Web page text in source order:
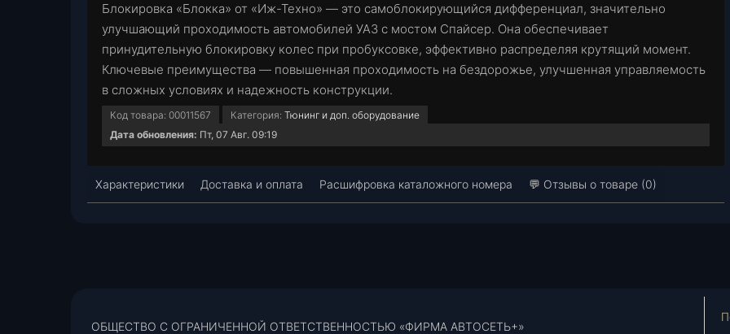
r
a
m
A
p
p
l
Блокировка «Блокка» от «Иж-Техно» — это самоблокирующийся дифференциал, значительно
улучшающий проходимость автомобилей УАЗ с мостом Спайсер. Она обеспечивает
принудительную блокировку колес при пробуксовке, эффективно распределяя крутящий момент.
Ключевые преимущества — повышенная проходимость на бездорожье, улучшенная управляемость
в сложных условиях и надежность конструкции.
Код товара: 00011567 Категория: Тюнинг и доп. оборудование
Дата обновления: Пт, 07 Авг. 09:19
Характеристики Доставка и оплата Расшифровка каталожного номера 💬 Отзывы о товаре (0)
ОБЩЕСТВО С ОГРАНИЧЕННОЙ ОТВЕТСТВЕННОСТЬЮ «ФИРМА АВТОСЕТЬ+»